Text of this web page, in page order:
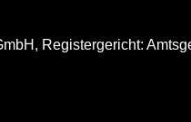
Registergericht: